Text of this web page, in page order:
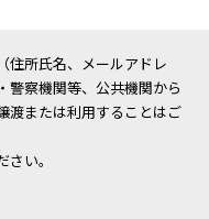
住所氏名、メールアドレ
警察機関等、公共機関から
渡または利用することはご
い。